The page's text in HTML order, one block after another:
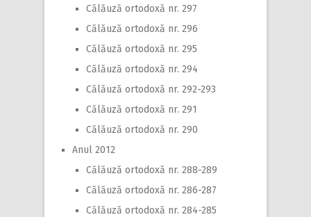
Călăuză ortodoxă nr. 297
Călăuză ortodoxă nr. 296
Călăuză ortodoxă nr. 295
Călăuză ortodoxă nr. 294
Călăuză ortodoxă nr. 292-293
Călăuză ortodoxă nr. 291
Călăuză ortodoxă nr. 290
Anul 2012
Călăuză ortodoxă nr. 288-289
Călăuză ortodoxă nr. 286-287
Călăuză ortodoxă nr. 284-285